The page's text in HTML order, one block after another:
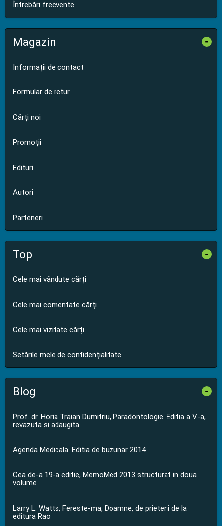
Întrebări frecvente
Magazin -
Informații de contact
Formular de retur
Cărți noi
Promoții
Edituri
Autori
Parteneri
Top -
Cele mai vândute cărți
Cele mai comentate cărți
Cele mai vizitate cărți
Setările mele de confidențialitate
Blog -
Prof. dr. Horia Traian Dumitriu, Paradontologie. Editia a V-a,
revazuta si adaugita
Agenda Medicala. Editia de buzunar 2014
Cea de-a 19-a editie, MemoMed 2013 structurat in doua
volume
Larry L. Watts, Fereste-ma, Doamne, de prieteni de la
editura Rao